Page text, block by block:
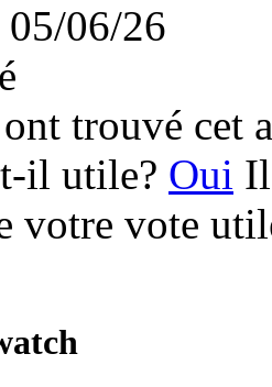
05/06/26
trouvé cet
il utile? Oui
votre vote